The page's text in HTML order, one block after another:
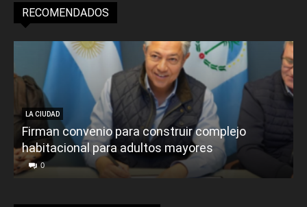
RECOMENDADOS
LA CIUDAD
Firman convenio para construir complejo
habitacional para adultos mayores
0